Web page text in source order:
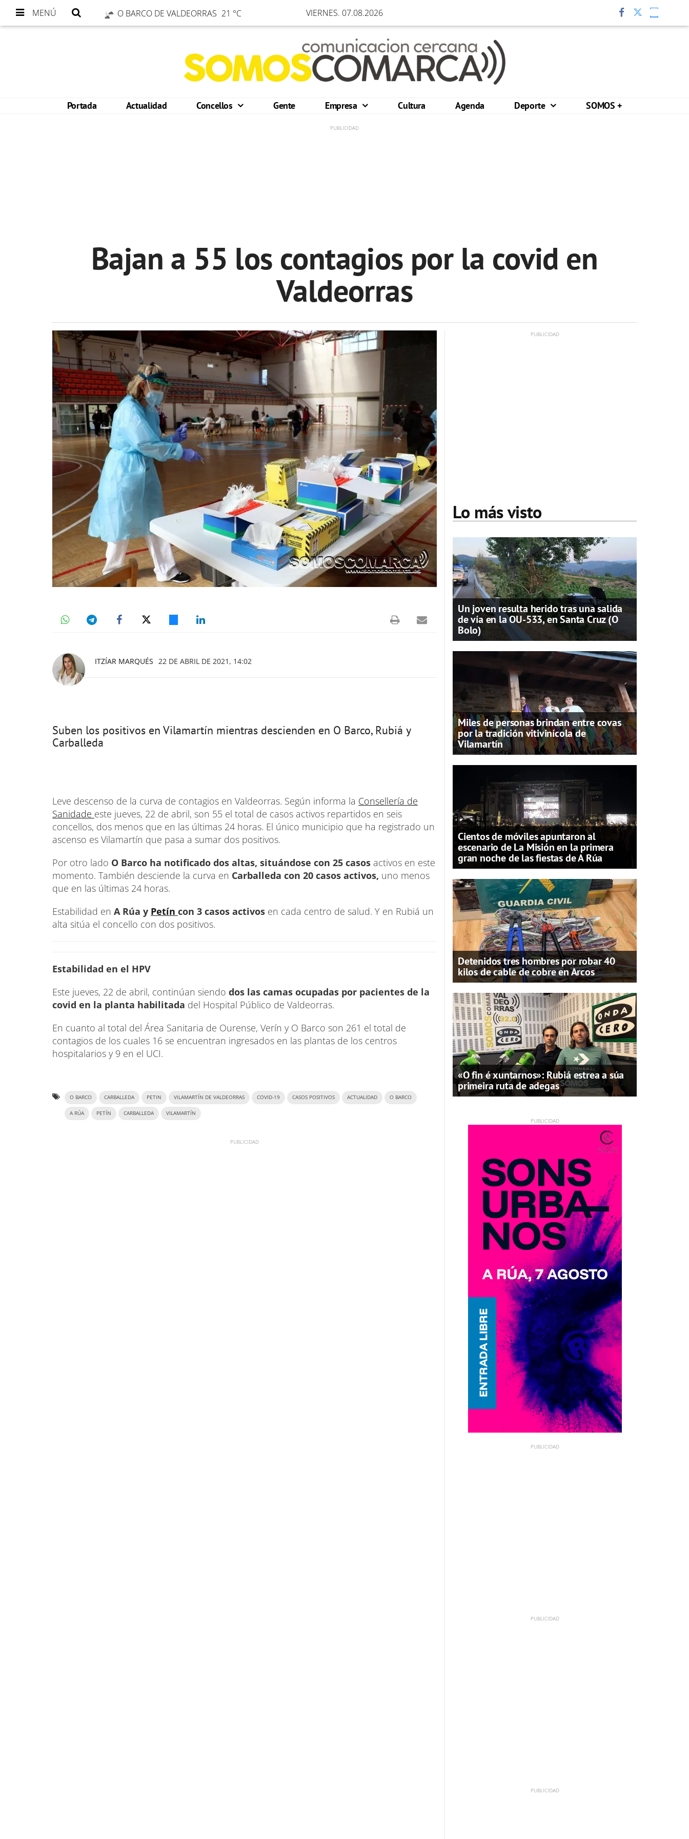
MENÚ O BARCO DE VALDEORRAS 21 °C VIERNES. 07.08.2026
Portada Actualidad Concellos Gente Empresa Cultura Agenda Deporte SOMOS +
Bajan a 55 los contagios por la covid en
Valdeorras
ITZÍAR MARQUÉS 22 DE ABRIL DE 2021, 14:02
Suben los positivos en Vilamartín mientras descienden en O Barco, Rubiá y
Carballeda
Leve descenso de la curva de contagios en Valdeorras. Según informa la Consellería de
Sanidade este jueves, 22 de abril, son 55 el total de casos activos repartidos en seis
concellos, dos menos que en las últimas 24 horas. El único municipio que ha registrado un
ascenso es Vilamartín que pasa a sumar dos positivos.
Por otro lado O Barco ha notificado dos altas, situándose con 25 casos activos en este
momento. También desciende la curva en Carballeda con 20 casos activos, uno menos
que en las últimas 24 horas.
Estabilidad en A Rúa y Petín con 3 casos activos en cada centro de salud. Y en Rubiá un
alta sitúa el concello con dos positivos.
Estabilidad en el HPV
Este jueves, 22 de abril, continúan siendo dos las camas ocupadas por pacientes de la
covid en la planta habilitada del Hospital Público de Valdeorras.
En cuanto al total del Área Sanitaria de Ourense, Verín y O Barco son 261 el total de
contagios de los cuales 16 se encuentran ingresados en las plantas de los centros
hospitalarios y 9 en el UCI.
O BARCO CARBALLEDA PETIN VILAMARTÍN DE VALDEORRAS COVID-19 CASOS POSITIVOS ACTUALIDAD O BARCO
A RÚA PETÍN CARBALLEDA VILAMARTÍN
Lo más visto
Un joven resulta herido tras una salida
de vía en la OU-533, en Santa Cruz (O
Bolo)
Miles de personas brindan entre covas
por la tradición vitivinícola de
Vilamartín
Cientos de móviles apuntaron al
escenario de La Misión en la primera
gran noche de las fiestas de A Rúa
Detenidos tres hombres por robar 40
kilos de cable de cobre en Arcos
«O fin é xuntarnos»: Rubiá estrea a súa
primeira ruta de adegas